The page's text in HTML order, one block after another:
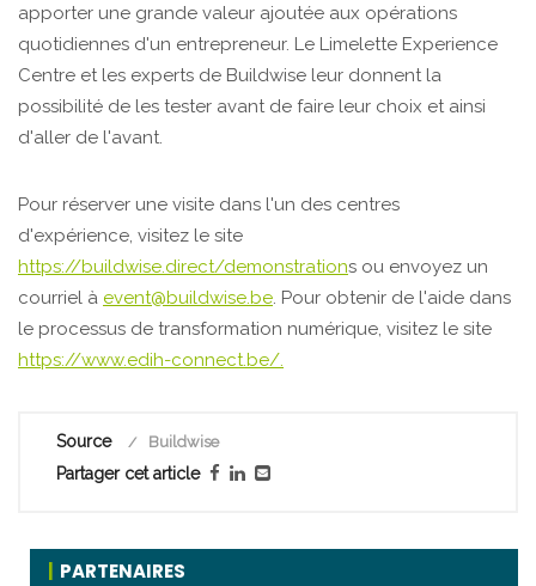
apporter une grande valeur ajoutée aux opérations
quotidiennes d'un entrepreneur. Le Limelette Experience
Centre et les experts de Buildwise leur donnent la
possibilité de les tester avant de faire leur choix et ainsi
d'aller de l'avant.
Pour réserver une visite dans l'un des centres
d'expérience, visitez le site
https://buildwise.direct/demonstrations ou envoyez un
courriel à event@buildwise.be. Pour obtenir de l'aide dans
le processus de transformation numérique, visitez le site
https://www.edih-connect.be/.
Source Buildwise
Partager cet article
PARTENAIRES